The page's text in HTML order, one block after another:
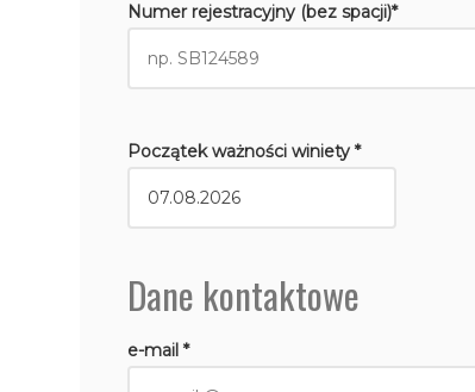
Numer rejestracyjny (bez spacji)*
Początek ważności winiety *
Dane kontaktowe
e-mail *